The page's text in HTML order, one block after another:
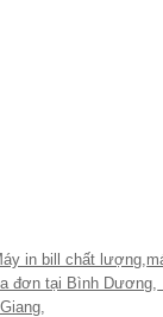
in bill chất lượng,
đơn tại Bình Dương,
,